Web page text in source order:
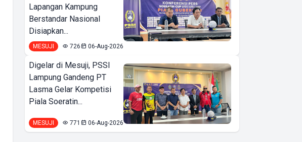
Lapangan Kampung
Berstandar Nasional
Disiapkan...
MESUJI 726 06-Aug-2026
Digelar di Mesuji, PSSI
Lampung Gandeng PT
Lasma Gelar Kompetisi
Piala Soeratin...
MESUJI 771 06-Aug-2026